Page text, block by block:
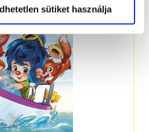
sütiket használja